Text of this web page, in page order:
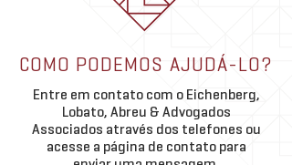
Estudos Porto Alegre e São
COMO PODEMOS AJUDÁ-LO?
Entre em contato com o Eichenberg,
Lobato, Abreu & Advogados
Associados através dos telefones ou
acesse a página de contato para